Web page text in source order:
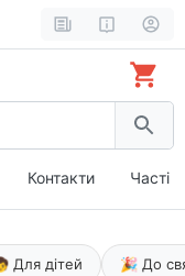
Контакти Часті
Для дітей 🎉 До